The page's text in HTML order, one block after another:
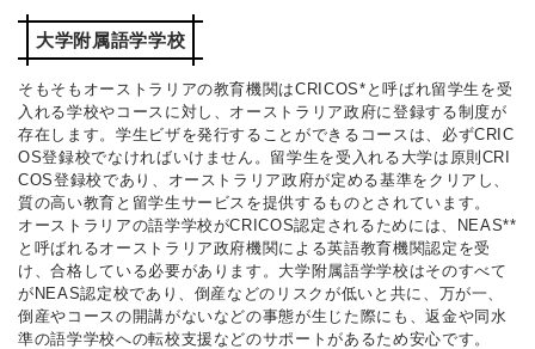
大学附属語学学校
そもそもオーストラリアの教育機関はCRICOS*と呼ばれ留学生を受
入れる学校やコースに対し、オーストラリア政府に登録する制度が
存在します。学生ビザを発行することができるコースは、必ずCRIC
OS登録校でなければいけません。留学生を受入れる大学は原則CRI
COS登録校であり、オーストラリア政府が定める基準をクリアし、
質の高い教育と留学生サービスを提供するものとされています。
オーストラリアの語学学校がCRICOS認定されるためには、NEAS**
と呼ばれるオーストラリア政府機関による英語教育機関認定を受
け、合格している必要があります。大学附属語学学校はそのすべて
がNEAS認定校であり、倒産などのリスクが低いと共に、万が一、
倒産やコースの開講がないなどの事態が生じた際にも、返金や同水
準の語学学校への転校支援などのサポートがあるため安心です。